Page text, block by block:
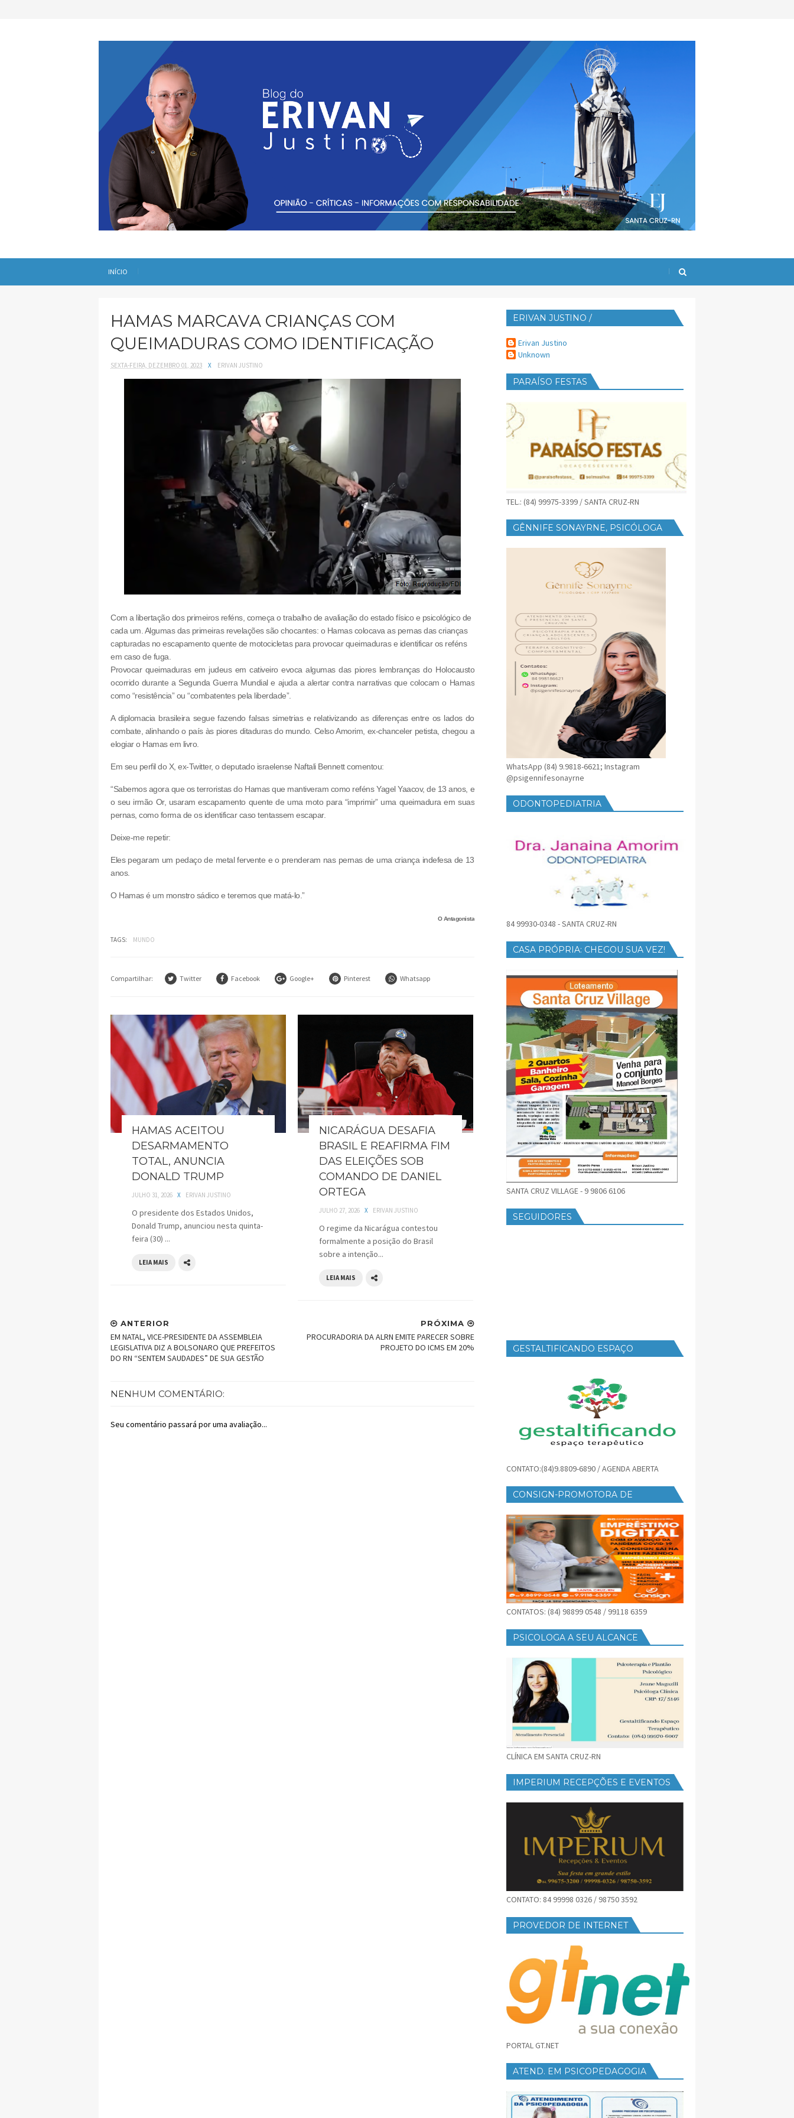
INÍCIO
HAMAS MARCAVA CRIANÇAS COM
QUEIMADURAS COMO IDENTIFICAÇÃO
SEXTA-FEIRA, DEZEMBRO 01, 2023 X ERIVAN JUSTINO
Com a libertação dos primeiros reféns, começa o trabalho de avaliação do estado físico e psicológico de
cada um. Algumas das primeiras revelações são chocantes: o Hamas colocava as pernas das crianças
capturadas no escapamento quente de motocicletas para provocar queimaduras e identificar os reféns
em caso de fuga.
Provocar queimaduras em judeus em cativeiro evoca algumas das piores lembranças do Holocausto
ocorrido durante a Segunda Guerra Mundial e ajuda a alertar contra narrativas que colocam o Hamas
como “resistência” ou “combatentes pela liberdade”.
A diplomacia brasileira segue fazendo falsas simetrias e relativizando as diferenças entre os lados do
combate, alinhando o país às piores ditaduras do mundo. Celso Amorim, ex-chanceler petista, chegou a
elogiar o Hamas em livro.
Em seu perfil do X, ex-Twitter, o deputado israelense Naftali Bennett comentou:
“Sabemos agora que os terroristas do Hamas que mantiveram como reféns Yagel Yaacov, de 13 anos, e
o seu irmão Or, usaram escapamento quente de uma moto para “imprimir” uma queimadura em suas
pernas, como forma de os identificar caso tentassem escapar.
Deixe-me repetir:
Eles pegaram um pedaço de metal fervente e o prenderam nas pernas de uma criança indefesa de 13
anos.
O Hamas é um monstro sádico e teremos que matá-lo.”
O Antagonista
TAGS: MUNDO
Compartilhar: Twitter Facebook Google+ Pinterest Whatsapp
HAMAS ACEITOU
DESARMAMENTO
TOTAL, ANUNCIA
DONALD TRUMP
JULHO 31, 2026 X ERIVAN JUSTINO
O presidente dos Estados Unidos,
Donald Trump, anunciou nesta quinta-
feira (30) ...
LEIA MAIS
NICARÁGUA DESAFIA
BRASIL E REAFIRMA FIM
DAS ELEIÇÕES SOB
COMANDO DE DANIEL
ORTEGA
JULHO 27, 2026 X ERIVAN JUSTINO
O regime da Nicarágua contestou
formalmente a posição do Brasil
sobre a intenção...
LEIA MAIS
PRÓXIMA
PROCURADORIA DA ALRN EMITE PARECER SOBRE
PROJETO DO ICMS EM 20%
ANTERIOR
EM NATAL, VICE-PRESIDENTE DA ASSEMBLEIA
LEGISLATIVA DIZ A BOLSONARO QUE PREFEITOS
DO RN “SENTEM SAUDADES” DE SUA GESTÃO
NENHUM COMENTÁRIO:
Seu comentário passará por uma avaliação...
ERIVAN JUSTINO /
Erivan Justino
Unknown
PARAÍSO FESTAS
TEL.: (84) 99975-3399 / SANTA CRUZ-RN
GÊNNIFE SONAYRNE, PSICÓLOGA
WhatsApp (84) 9.9818-6621; Instagram
@psigennifesonayrne
ODONTOPEDIATRIA
84 99930-0348 - SANTA CRUZ-RN
CASA PRÓPRIA: CHEGOU SUA VEZ!
SANTA CRUZ VILLAGE - 9 9806 6106
SEGUIDORES
GESTALTIFICANDO ESPAÇO
CONTATO:(84)9.8809-6890 / AGENDA ABERTA
CONSIGN-PROMOTORA DE
CONTATOS: (84) 98899 0548 / 99118 6359
PSICOLOGA A SEU ALCANCE
CLÍNICA EM SANTA CRUZ-RN
IMPERIUM RECEPÇÕES E EVENTOS
CONTATO: 84 99998 0326 / 98750 3592
PROVEDOR DE INTERNET
PORTAL GT.NET
ATEND. EM PSICOPEDAGOGIA